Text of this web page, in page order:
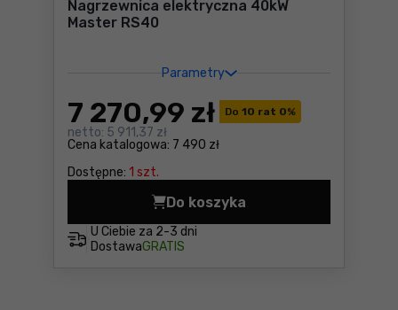
Nagrzewnica elektryczna 40kW
Master RS40
Parametry
Do 10 rat 0%
Cena katalogowa: 7 490 zł
7 270,99 zł
netto: 5 911,37 zł
Dostępne: 1 szt.
U Ciebie za 2-3 dni
DostawaGRATIS
Do koszyka
Nagrzewnica elektryczna